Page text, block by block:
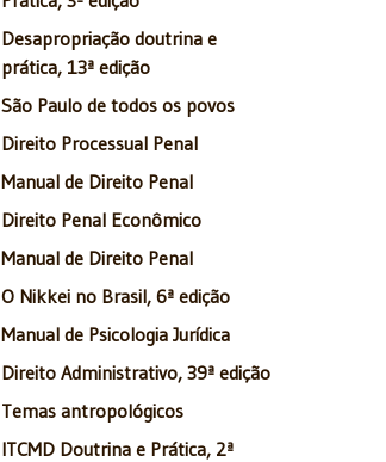
Desapropriação doutrina e
prática, 13ª edição
São Paulo de todos os povos
Direito Processual Penal
Manual de Direito Penal
Direito Penal Econômico
Manual de Direito Penal
O Nikkei no Brasil, 6ª edição
Manual de Psicologia Jurídica
Direito Administrativo, 39ª edição
Temas antropológicos
ITCMD Doutrina e Prática, 2ª